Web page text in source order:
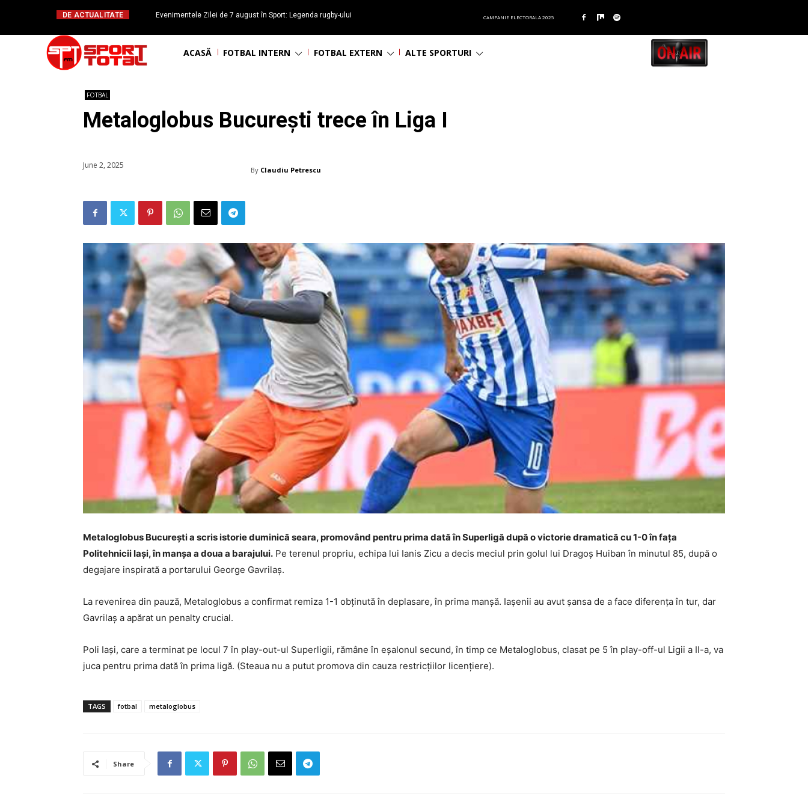
DE ACTUALITATE
Evenimentele Zilei de 7 august în Sport: Legenda rugby-ului
CAMPANIE ELECTORALA 2025
ACASĂ FOTBAL INTERN FOTBAL EXTERN ALTE SPORTURI
FOTBAL
Metaloglobus București trece în Liga I
June 2, 2025 By Claudiu Petrescu
Metaloglobus București a scris istorie duminică seara, promovând pentru prima dată în Superligă după o victorie dramatică cu 1-0 în fața
Politehnicii Iași, în manșa a doua a barajului. Pe terenul propriu, echipa lui Ianis Zicu a decis meciul prin golul lui Dragoș Huiban în minutul 85, după o
degajare inspirată a portarului George Gavrilaș.
La revenirea din pauză, Metaloglobus a confirmat remiza 1-1 obținută în deplasare, în prima manșă. Iașenii au avut șansa de a face diferența în tur, dar
Gavrilaș a apărat un penalty crucial.
Poli Iași, care a terminat pe locul 7 în play-out-ul Superligii, rămâne în eșalonul secund, în timp ce Metaloglobus, clasat pe 5 în play-off-ul Ligii a II-a, va
juca pentru prima dată în prima ligă. (Steaua nu a putut promova din cauza restricțiilor licențiere).
TAGS fotbal metaloglobus
Share